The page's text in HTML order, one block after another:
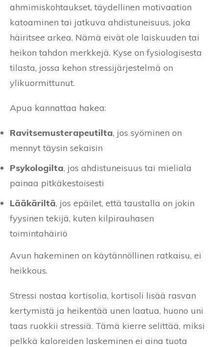
ahmimiskohtaukset, täydellinen motivaation
katoaminen tai jatkuva ahdistuneisuus, joka
häiritsee arkea. Nämä eivät ole laiskuuden tai
heikon tahdon merkkejä. Kyse on fysiologisesta
tilasta, jossa kehon stressijärjestelmä on
ylikuormittunut.
Apua kannattaa hakea:
Ravitsemusterapeutilta, jos syöminen on
mennyt täysin sekaisin
Psykologilta, jos ahdistuneisuus tai mieliala
painaa pitkäkestoisesti
Lääkäriltä, jos epäilet, että taustalla on jokin
fyysinen tekijä, kuten kilpirauhasen
toimintahäiriö
Avun hakeminen on käytännöllinen ratkaisu, ei
heikkous.
Stressi nostaa kortisolia, kortisoli lisää rasvan
kertymistä ja heikentää unen laatua, huono uni
taas ruokkii stressiä. Tämä kierre selittää, miksi
pelkkä kaloreiden laskeminen ei aina tuota